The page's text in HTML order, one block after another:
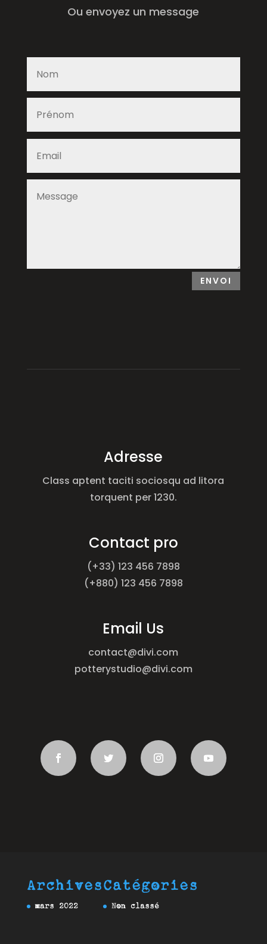
Ou envoyez un message
ENVOI
Adresse
Class aptent taciti sociosqu ad litora
torquent per 1230.
Contact pro
(+33) 123 456 7898
(+880) 123 456 7898
Email Us
contact@divi.com
potterystudio@divi.com
Archives
mars 2022
Catégories
Non classé